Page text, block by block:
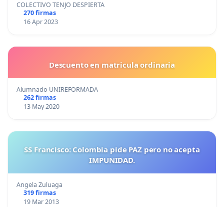
COLECTIVO TENJO DESPIERTA
270 firmas
16 Apr 2023
Descuento en matricula ordinaria
Alumnado UNIREFORMADA
262 firmas
13 May 2020
SS Francisco: Colombia pide PAZ pero no acepta
IMPUNIDAD.
Angela Zuluaga
319 firmas
19 Mar 2013